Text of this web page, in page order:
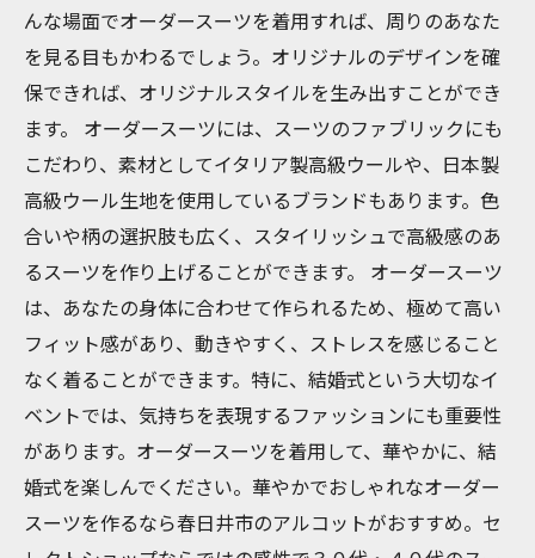
んな場面でオーダースーツを着用すれば、周りのあなた
を見る目もかわるでしょう。オリジナルのデザインを確
保できれば、オリジナルスタイルを生み出すことができ
ます。 オーダースーツには、スーツのファブリックにも
こだわり、素材としてイタリア製高級ウールや、日本製
高級ウール生地を使用しているブランドもあります。色
合いや柄の選択肢も広く、スタイリッシュで高級感のあ
るスーツを作り上げることができます。 オーダースーツ
は、あなたの身体に合わせて作られるため、極めて高い
フィット感があり、動きやすく、ストレスを感じること
なく着ることができます。特に、結婚式という大切なイ
ベントでは、気持ちを表現するファッションにも重要性
があります。オーダースーツを着用して、華やかに、結
婚式を楽しんでください。華やかでおしゃれなオーダー
スーツを作るなら春日井市のアルコットがおすすめ。セ